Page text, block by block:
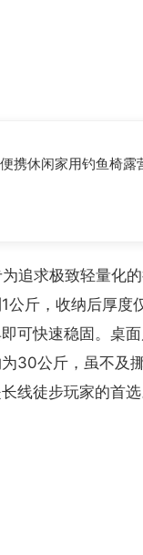
携休闲家用钓鱼椅露
追求极致轻量化
公斤，收纳后厚度
可快速稳固。桌
30公斤，虽不及
线徒步玩家的首选